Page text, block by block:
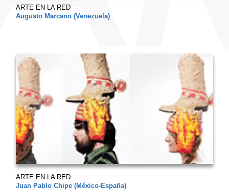
ARTE EN LA RED
Augusto Marcano (Venezuela)
ARTE EN LA RED
Juan Pablo Chipe (México-España)